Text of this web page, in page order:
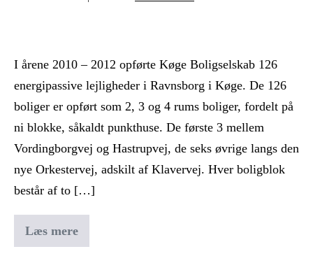
I årene 2010 – 2012 opførte Køge Boligselskab 126
energipassive lejligheder i Ravnsborg i Køge. De 126
boliger er opført som 2, 3 og 4 rums boliger, fordelt på
ni blokke, såkaldt punkthuse. De første 3 mellem
Vordingborgvej og Hastrupvej, de seks øvrige langs den
nye Orkestervej, adskilt af Klavervej. Hver boligblok
består af to […]
Læs mere